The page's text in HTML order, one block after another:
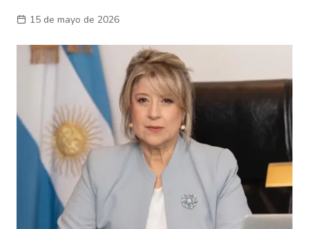
15 de mayo de 2026